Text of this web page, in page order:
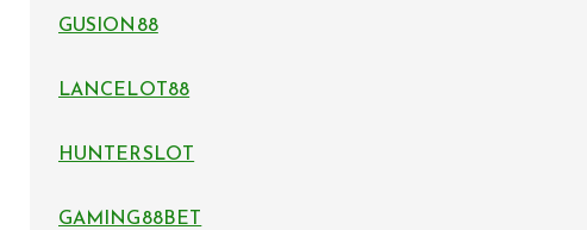
GUSION88
LANCELOT88
HUNTERSLOT
GAMING88BET